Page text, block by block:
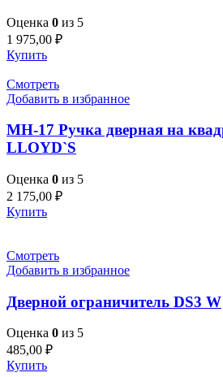
Оценка 0 из 5
1 975,00 ₽
Купить
Смотреть
Добавить в избранное
MH-17 Ручка дверная на
LLOYD`S
Оценка 0 из 5
2 175,00 ₽
Купить
Смотреть
Добавить в избранное
Дверной ограничитель DS3 W
Оценка 0 из 5
485,00 ₽
Купить